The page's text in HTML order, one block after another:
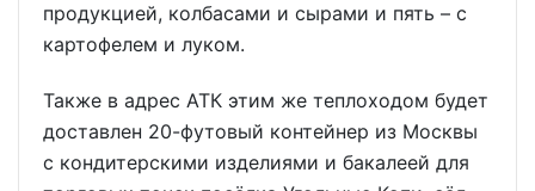
продукцией, колбасами и сырами и пять – с
картофелем и луком.
Также в адрес АТК этим же теплоходом будет
доставлен 20-футовый контейнер из Москвы
с кондитерскими изделиями и бакалеей для